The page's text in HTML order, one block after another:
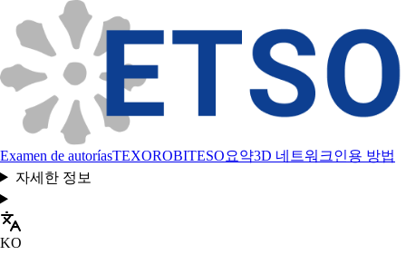
Examen de autoríasTEXOROBITESO요약3D 네트워크인용 방법
자세한 정보
KO